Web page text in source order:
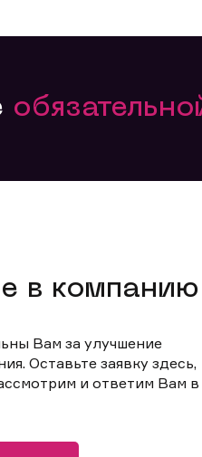
в компанию
Вам за улучшение
Оставьте заявку здесь,
и ответим Вам в